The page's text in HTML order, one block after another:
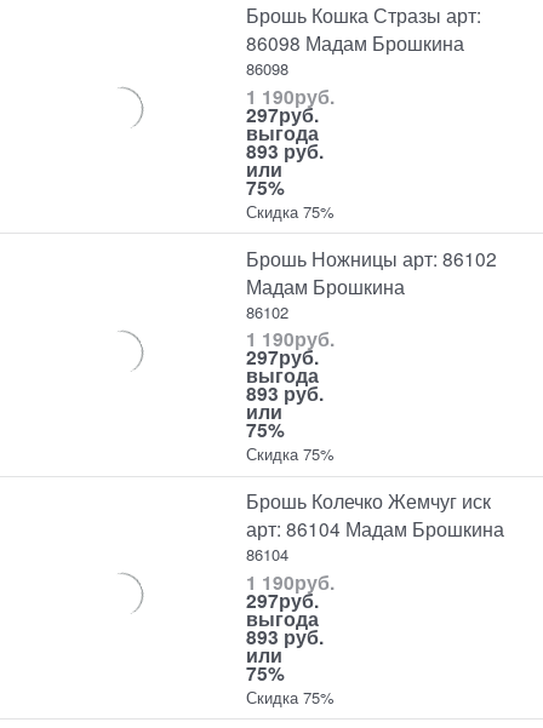
Брошь Кошка Стразы арт:
86098 Мадам Брошкина
86098
1 190руб.
297руб.
выгода
893 руб.
или
75%
Скидка 75%
Брошь Ножницы арт: 86102
Мадам Брошкина
86102
1 190руб.
297руб.
выгода
893 руб.
или
75%
Скидка 75%
Брошь Колечко Жемчуг иск
арт: 86104 Мадам Брошкина
86104
1 190руб.
297руб.
выгода
893 руб.
или
75%
Скидка 75%